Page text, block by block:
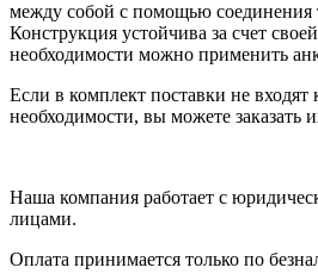
между собой с помощью соединения
Конструкция устойчива за счет
необходимости можно применить
Если в комплект поставки не входят
необходимости, вы можете заказать
Наша компания работает с
лицами.
Оплата принимается только по